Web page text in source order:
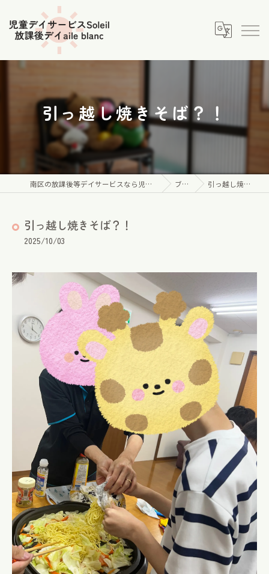
引っ越し焼きそば？！
南区の放課後等デイサービスなら児童デイサービス Soleil ブログ 引っ越し焼きそば？！
引っ越し焼きそば？！
2025/10/03